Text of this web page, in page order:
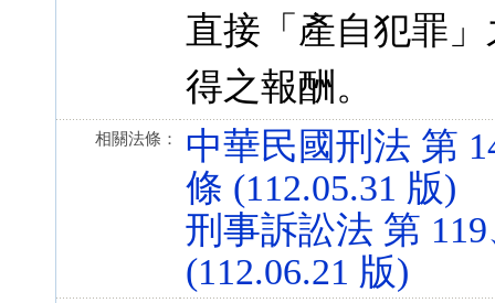
直接「產自犯罪
得之報酬。
相關法條：
中華民國刑法 第
條 (112.05.31 版)
刑事訴訟法 第
(112.06.21 版)